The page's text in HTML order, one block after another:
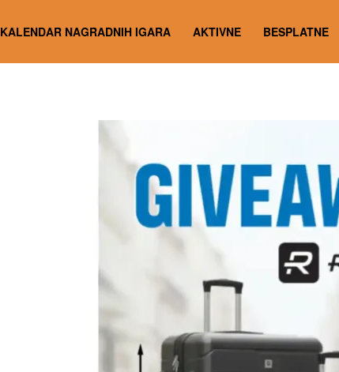
KALENDAR NAGRADNIH IGARA AKTIVNE BESPLATNE